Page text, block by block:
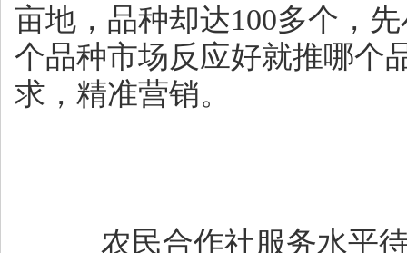
亩地，品种却达100多个，
个品种市场反应好就推哪个
求，精准营销。
农民合作社服务水平待